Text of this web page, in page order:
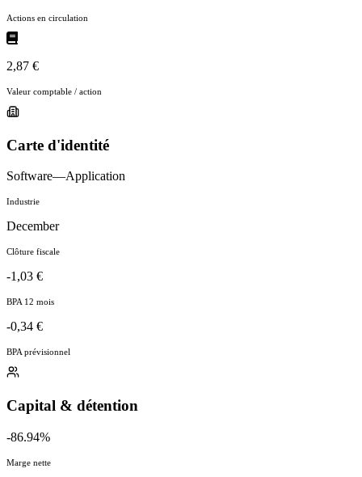
Actions en circulation
2,87 €
Valeur comptable / action
Carte d'identité
Software—Application
Industrie
December
Clôture fiscale
-1,03 €
BPA 12 mois
-0,34 €
BPA prévisionnel
Capital & détention
-86.94%
Marge nette